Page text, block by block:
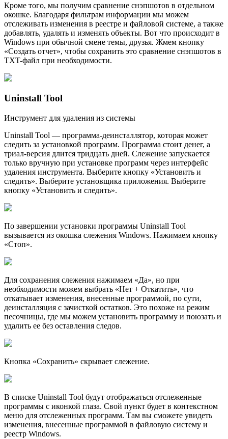
Кроме того, мы получим сравнение снэпшотов в отдельном
окошке. Благодаря фильтрам информации мы можем
отслеживать изменения в реестре и файловой системе, а также
добавлять, удалять и изменять объекты. Вот что происходит в
Windows при обычной смене темы, друзья. Жмем кнопку
«Создать отчет», чтобы сохранить это сравнение снэпшотов в
TXT-файл при необходимости.
Uninstall Tool
Инструмент для удаления из системы
Uninstall Tool — программа-деинсталлятор, которая может
следить за установкой программ. Программа стоит денег, а
триал-версия длится тридцать дней. Слежение запускается
только вручную при установке программ через интерфейс
удаления инструмента. Выберите кнопку «Установить и
следить». Выберите установщика приложения. Выберите
кнопку «Установить и следить».
По завершении установки программы Uninstall Tool
вызывается из окошка слежения Windows. Нажимаем кнопку
«Стоп».
Для сохранения слежения нажимаем «Да», но при
необходимости можем выбрать «Нет + Откатить», что
откатывает изменения, внесенные программой, по сути,
деинсталляция с зачисткой остатков. Это похоже на режим
песочницы, где мы можем установить программу и поюзать и
удалить ее без оставления следов.
Кнопка «Сохранить» скрывает слежение.
В списке Uninstall Tool будут отображаться отслеженные
программы с иконкой глаза. Свой пункт будет в контекстном
меню для отслеженных программ. Там вы сможете увидеть
изменения, внесенные программой в файловую систему и
реестр Windows.